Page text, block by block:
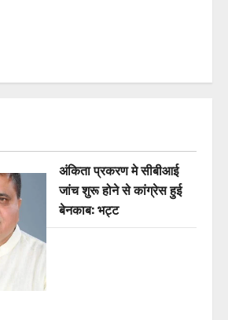
अंकिता प्रकरण मे सीबीआई
जांच शुरू होने से कांग्रेस हुई
बेनकाब: भट्ट